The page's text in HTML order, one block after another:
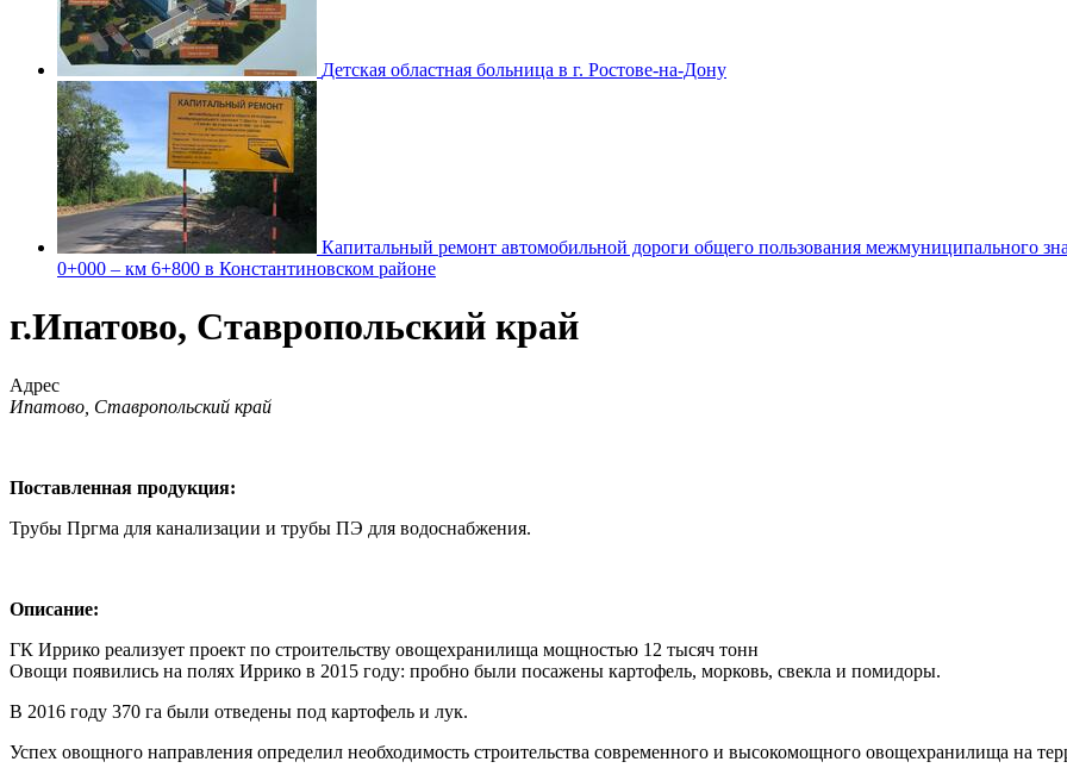
Детская областная больница в г. Ростове-на-Дону
Капитальный ремонт автомобильной дороги общего пользования межмуниципального
0+000 – км 6+800 в Константиновском районе
г.Ипатово, Ставропольский край
Адрес
Ипатово, Ставропольский край
Поставленная продукция:
Трубы Пргма для канализации и трубы ПЭ для водоснабжения.
Описание:
ГК Иррико реализует проект по строительству овощехранилища мощностью 12 тысяч тонн
Овощи появились на полях Иррико в 2015 году: пробно были посажены картофель, морковь, свекла и помидоры.
В 2016 году 370 га были отведены под картофель и лук.
Успех овощного направления определил необходимость строительства современного и высокомощного овощехранилища на